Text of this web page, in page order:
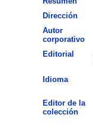
Dirección
Autor
corporativo
Editorial
Idioma
Editor de la
colección